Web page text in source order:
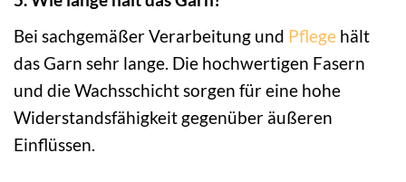
Bei sachgemäßer Verarbeitung und Pflege hält
das Garn sehr lange. Die hochwertigen Fasern
und die Wachsschicht sorgen für eine hohe
Widerstandsfähigkeit gegenüber äußeren
Einflüssen.